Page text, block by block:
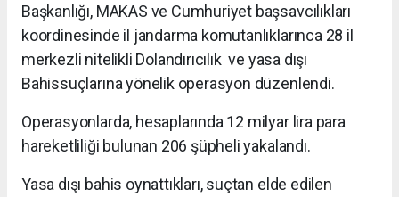
Başkanlığı, MAKAS ve Cumhuriyet başsavcılıkları
koordinesinde il jandarma komutanlıklarınca 28 il
merkezli nitelikli Dolandırıcılık ve yasa dışı
Bahissuçlarına yönelik operasyon düzenlendi.
Operasyonlarda, hesaplarında 12 milyar lira para
hareketliliği bulunan 206 şüpheli yakalandı.
Yasa dışı bahis oynattıkları, suçtan elde edilen